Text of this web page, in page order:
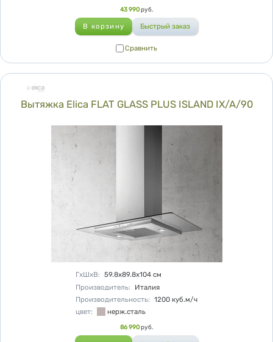
43 990 руб.
Сравнить
Вытяжка Elica FLAT GLASS PLUS ISLAND IX/A/90
Характеристики
ГхШхВ: 59.8х89.8х104 см
Производитель:
Италия
Производительность: 1200 куб.м/ч
цвет: нерж.сталь
86 990 руб.